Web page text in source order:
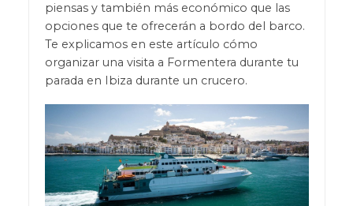
piensas y también más económico que las
opciones que te ofrecerán a bordo del barco.
Te explicamos en este artículo cómo
organizar una visita a Formentera durante tu
parada en Ibiza durante un crucero.